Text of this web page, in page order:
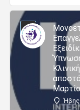
Ήβης